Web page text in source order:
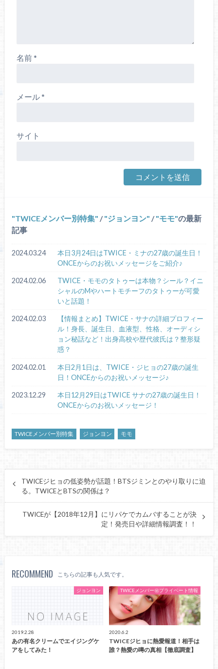
名前*
メール*
サイト
TWICEメンバー別特集 / ジョンヨン / モモ の最新
記事
2024.03.24
本日3月24日はTWICE・ミナの27歳の誕生日！
ONCEからのお祝いメッセージをご紹介♪
2024.02.06
TWICE・モモのタトゥーは本物？シール？イニ
シャルのMやハートモチーフのタトゥーが可愛
いと話題！
2024.02.03
【情報まとめ】TWICE・サナの詳細プロフィー
ル！身長、誕生日、血液型、性格、オーディシ
ョン秘話など！出身高校や歴代彼氏は？整形疑
惑？
2024.02.01
本日2月1日は、TWICE・ジヒョの27歳の誕生
日！ONCEからのお祝いメッセージ♪
2023.12.29
本日12月29日はTWICE サナの27歳の誕生日！
ONCEからのお祝いメッセージ！
TWICEメンバー別特集 ジョンヨン モモ
TWICEジヒョの低姿勢が話題！BTSジミンとのやり取りに迫
る。TWICEとBTSの関係は？
TWICEが【2018年12月】にリパケでカムバすることが決
定！発売日や詳細情報調査！！
RECOMMEND こちらの記事も人気です。
ジョンヨン
2019.2.28
あの有名クリームでエイジングケ
アをしてみた！
TWICEメンバー㊙プライベート情報
2020.6.2
TWICEジヒョに熱愛報道！相手は
誰？熱愛の噂の真相【徹底調査】